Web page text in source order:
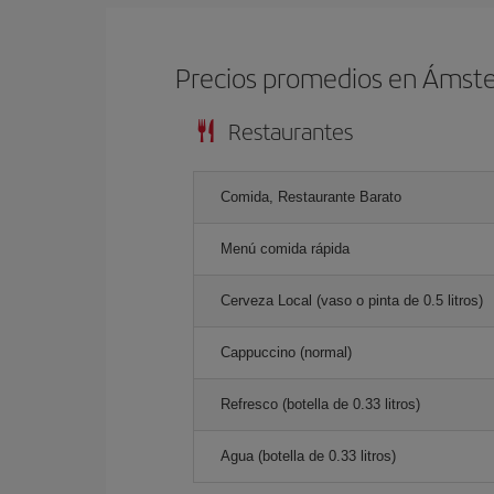
Precios promedios en
Restaurantes
Comida, Restaurante Barato
Menú comida rápida
Cerveza Local (vaso o pinta de 0.5 litros)
Cappuccino (normal)
Refresco (botella de 0.33 litros)
Agua (botella de 0.33 litros)